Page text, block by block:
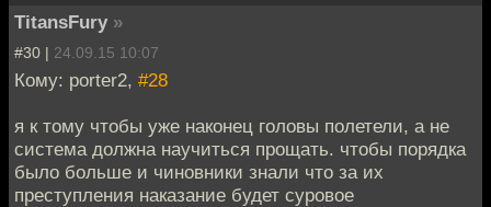
TitansFury »
#30 | 24.09.15 10:07
Кому: porter2, #28
я к тому чтобы уже наконец головы полетели, а не
система должна научиться прощать. чтобы порядка
было больше и чиновники знали что за их
преступления наказание будет суровое